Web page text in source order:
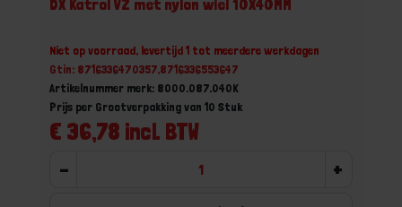
DX Katrol VZ met nylon wiel 10X40MM
Niet op voorraad, levertijd 1 tot meerdere werkdagen
Gtin: 8716336470357,8716336553647
Artikelnummer merk: 8000.087.040K
€ 36,78 incl. BTW
Prijs per Grootverpakking van 10 Stuk
- +